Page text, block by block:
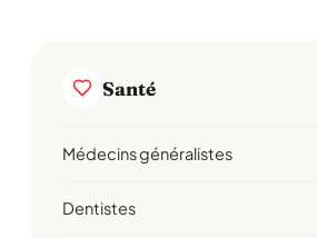
Santé
Médecins généralistes
Dentistes